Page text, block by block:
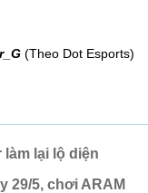
(Theo Dot Esports)
làm lại lộ diện
29/5, chơi ARAM